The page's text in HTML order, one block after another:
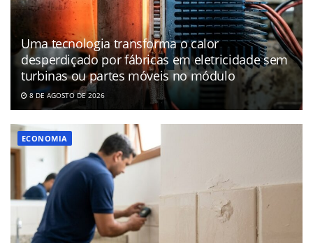
Uma tecnologia transforma o calor
desperdiçado por fábricas em eletricidade sem
turbinas ou partes móveis no módulo
8 DE AGOSTO DE 2026
ECONOMIA